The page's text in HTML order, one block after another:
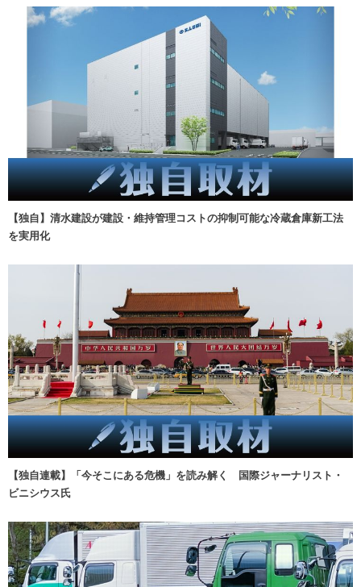
【独自】清水建設が建設・維持管理コストの抑制可能な冷蔵倉庫新工法
を実用化
【独自連載】「今そこにある危機」を読み解く 国際ジャーナリスト・
ビニシウス氏